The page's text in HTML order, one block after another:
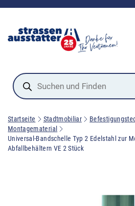
Products
search
Startseite Stadtmobiliar
Montagematerial
Universal-Bandschelle Typ 2 Edelstahl zur
Abfallbehältern VE 2 Stück